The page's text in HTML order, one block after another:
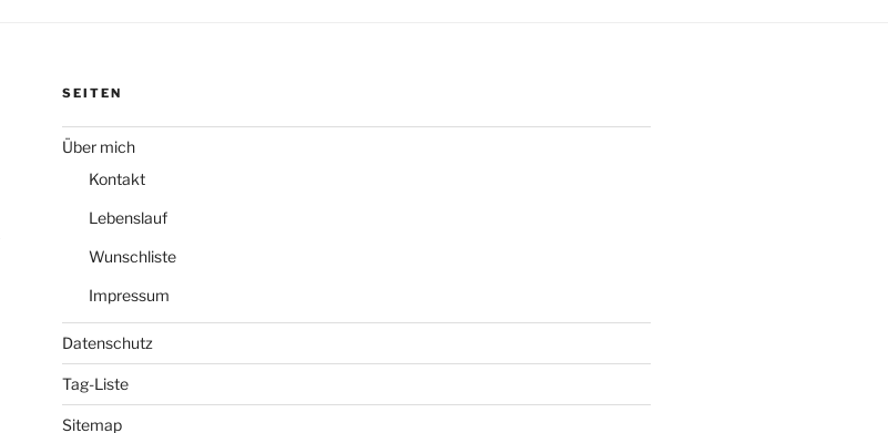
SEITEN
Über mich
Kontakt
Lebenslauf
Wunschliste
Impressum
Datenschutz
Tag-Liste
Sitemap